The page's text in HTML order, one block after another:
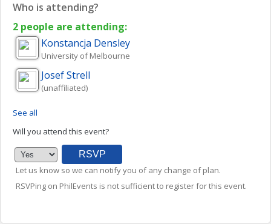
Who is attending?
2 people are attending:
Konstancja Densley
University of Melbourne
JosefStrell
(unaffiliated)
See all
Will you attend this event?
Let us know so we can notify you of any change of plan.
RSVPing on PhilEvents is not sufficient to register for this event.